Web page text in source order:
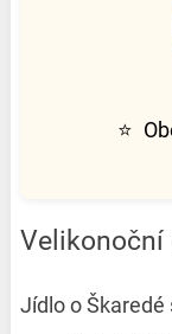
⭐
Velikonoční
Jídlo o